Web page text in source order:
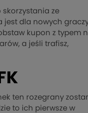
ze
dla nowych
kupon z typem
a jeśli trafisz,
ten rozegrany
to ich pierwsze w